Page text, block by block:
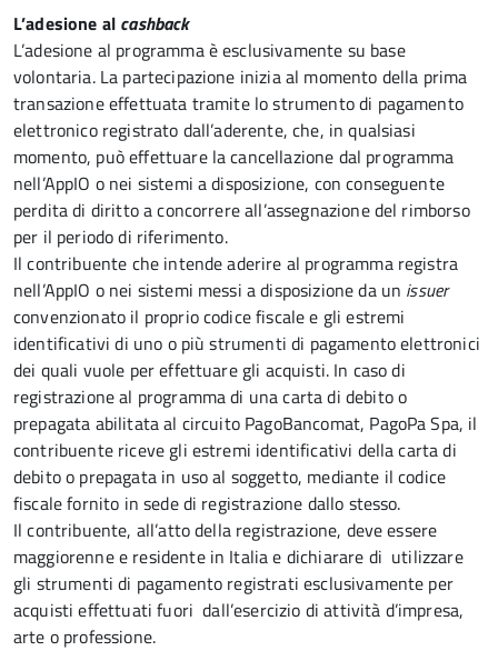
L’adesione al cashback
L’adesione al programma è esclusivamente su base
volontaria. La partecipazione inizia al momento della prima
transazione effettuata tramite lo strumento di pagamento
elettronico registrato dall’aderente, che, in qualsiasi
momento, può effettuare la cancellazione dal programma
nell’AppIO o nei sistemi a disposizione, con conseguente
perdita di diritto a concorrere all’assegnazione del rimborso
per il periodo di riferimento.
Il contribuente che intende aderire al programma registra
nell’AppIO o nei sistemi messi a disposizione da un issuer
convenzionato il proprio codice fiscale e gli estremi
identificativi di uno o più strumenti di pagamento elettronici
dei quali vuole per effettuare gli acquisti. In caso di
registrazione al programma di una carta di debito o
prepagata abilitata al circuito PagoBancomat, PagoPa Spa, il
contribuente riceve gli estremi identificativi della carta di
debito o prepagata in uso al soggetto, mediante il codice
fiscale fornito in sede di registrazione dallo stesso.
Il contribuente, all’atto della registrazione, deve essere
maggiorenne e residente in Italia e dichiarare di utilizzare
gli strumenti di pagamento registrati esclusivamente per
acquisti effettuati fuori dall’esercizio di attività d’impresa,
arte o professione.